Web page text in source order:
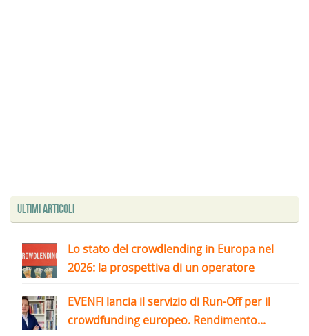
Ultimi articoli
Lo stato del crowdlending in Europa nel
2026: la prospettiva di un operatore
EVENFI lancia il servizio di Run-Off per il
crowdfunding europeo. Rendimento...